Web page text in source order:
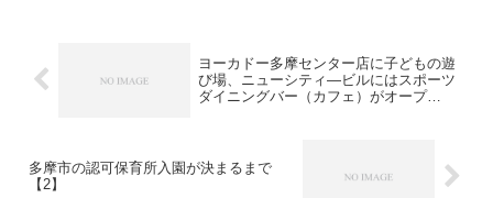
ヨーカドー多摩センター店に子どもの遊
び場、ニューシティ―ビルにはスポーツ
ダイニングバー（カフェ）がオープ
多摩市の認可保育所入園が決まるまで
【2】